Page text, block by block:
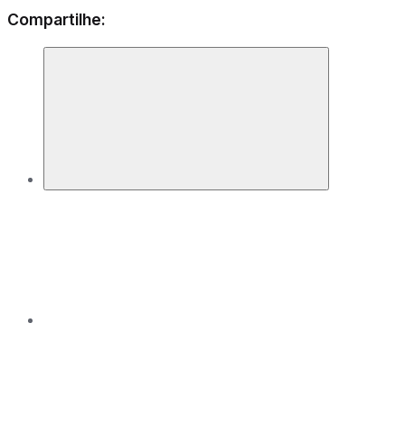
Compartilhe: